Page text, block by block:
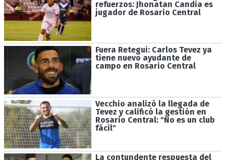
refuerzos: Jhonatan Candia es
jugador de Rosario Central
Fuera Retegui: Carlos Tevez ya
tiene nuevo ayudante de
campo en Rosario Central
Vecchio analizó la llegada de
Tevez y calificó la gestión en
Rosario Central: "No es un club
fácil"
La contundente respuesta del